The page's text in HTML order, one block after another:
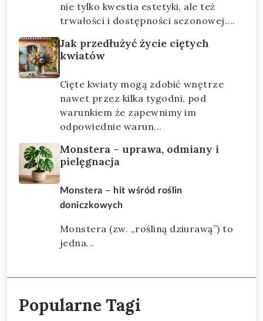
nie tylko kwestia estetyki, ale też
trwałości i dostępności sezonowej....
Jak przedłużyć życie ciętych
kwiatów
Cięte kwiaty mogą zdobić wnętrze
nawet przez kilka tygodni, pod
warunkiem że zapewnimy im
odpowiednie warun...
Monstera – uprawa, odmiany i
pielęgnacja
Monstera – hit wśród roślin
doniczkowych
Monstera (zw. „rośliną dziurawą”) to
jedna...
Popularne Tagi